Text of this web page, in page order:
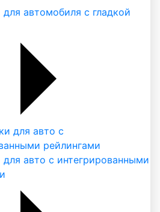
автомобиля с гладкой
авто с интегрированными